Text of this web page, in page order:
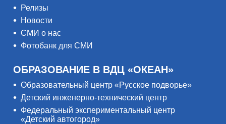
Релизы
Новости
СМИ о нас
Фотобанк для СМИ
ОБРАЗОВАНИЕ В ВДЦ «ОКЕАН»
Образовательный центр «Русское подворье»
Детский инженерно-технический центр
Федеральный экспериментальный центр
«Детский автогород»